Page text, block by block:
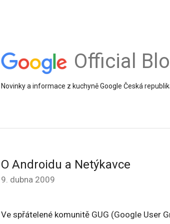
Official
Novinky a informace z kuchyně Google Česká
O Androidu a Netýkavce
9. dubna 2009
Ve spřátelené komunitě GUG (Google User